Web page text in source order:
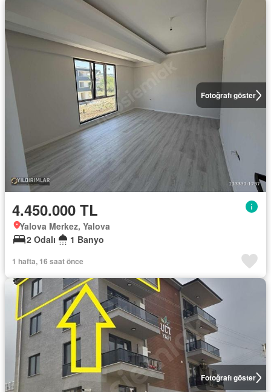
Fotoğrafı göster
4.450.000 TL
Yalova Merkez, Yalova
2 Odalı
1 Banyo
1 hafta, 16 saat önce
Fotoğrafı göster